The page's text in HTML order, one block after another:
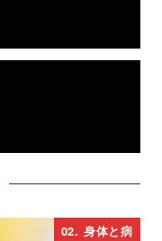
02. 身体と病